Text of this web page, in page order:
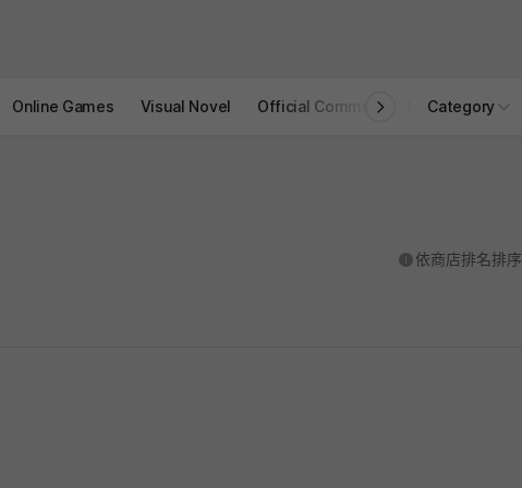
Online Games Visual Novel Official Community STOVE INDIE
Category
도움말
依商店排名排序